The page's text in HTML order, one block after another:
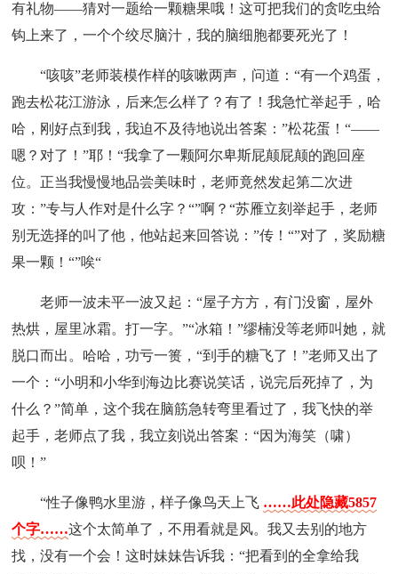
有礼物——猜对一题给一颗糖果哦！这可把我们的贪吃虫给
钩上来了，一个个绞尽脑汁，我的脑细胞都要死光了！
“咳咳”老师装模作样的咳嗽两声，问道：“有一个鸡蛋，
跑去松花江游泳，后来怎么样了？有了！我急忙举起手，哈
哈，刚好点到我，我迫不及待地说出答案：”松花蛋！“——
嗯？对了！”耶！“我拿了一颗阿尔卑斯屁颠屁颠的跑回座
位。正当我慢慢地品尝美味时，老师竟然发起第二次进
攻：”专与人作对是什么字？“”啊？“苏雁立刻举起手，老师
别无选择的叫了他，他站起来回答说：”传！“”对了，奖励糖
果一颗！“”唉“
老师一波未平一波又起：“屋子方方，有门没窗，屋外
热烘，屋里冰霜。打一字。”“冰箱！”缪楠没等老师叫她，就
脱口而出。哈哈，功亏一篑，“到手的糖飞了！”老师又出了
一个：“小明和小华到海边比赛说笑话，说完后死掉了，为
什么？”简单，这个我在脑筋急转弯里看过了，我飞快的举
起手，老师点了我，我立刻说出答案：“因为海笑（啸）
呗！”
“性子像鸭水里游，样子像鸟天上飞 ……此处隐藏5857
个字……这个太简单了，不用看就是风。我又去别的地方
找，没有一个会！这时妹妹告诉我：“把看到的全拿给我